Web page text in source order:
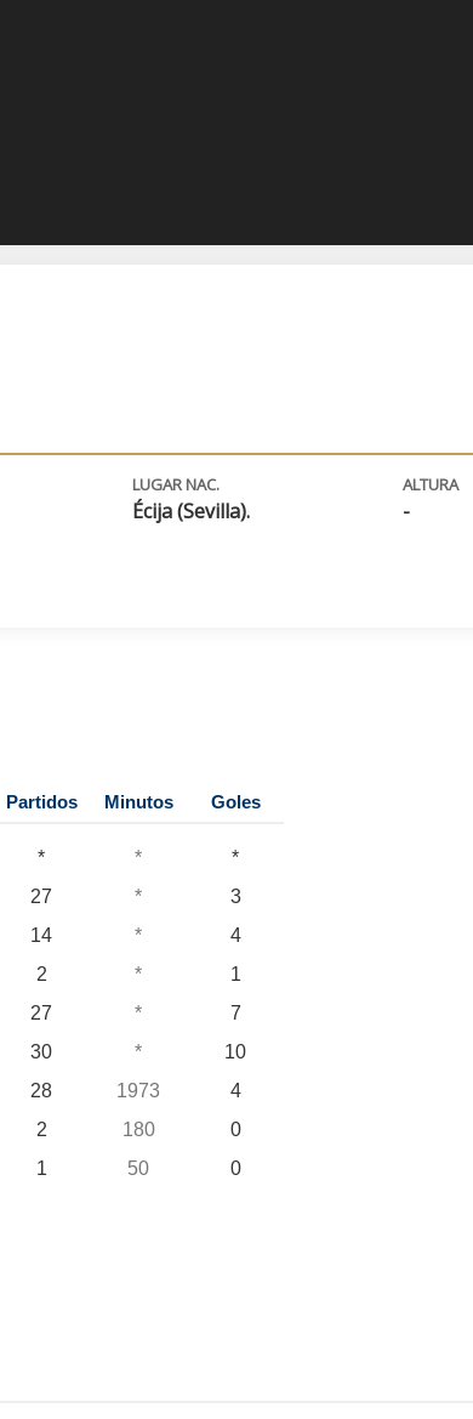
LUGAR NAC.
Écija (Sevilla).
ALTURA
-
Partidos
*
27
14
2
27
30
28
2
1
Minutos
*
*
*
*
*
*
1973
180
50
Goles
*
3
4
1
7
10
4
0
0